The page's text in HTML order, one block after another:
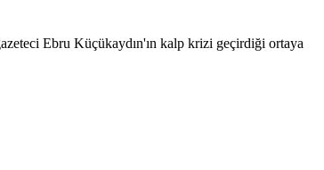
Ebru Küçükaydın'ın kalp krizi geçirdiği ortaya